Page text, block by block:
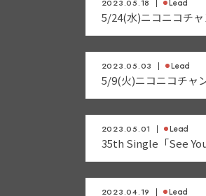
2023.05.18 Lead
5/24(水)ニコニコチ
2023.05.03 Lead
5/9(火)ニコニコチャ
2023.05.01 Lead
35th Single「See
2023.04.19 Lead